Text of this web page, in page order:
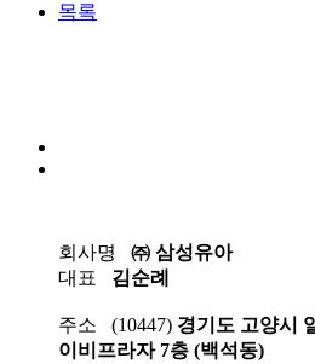
목록
회사명 ㈜ 삼성유아
대표 김순례
주소 (10447) 경기도 고양시
이비프라자 7층 (백석동)